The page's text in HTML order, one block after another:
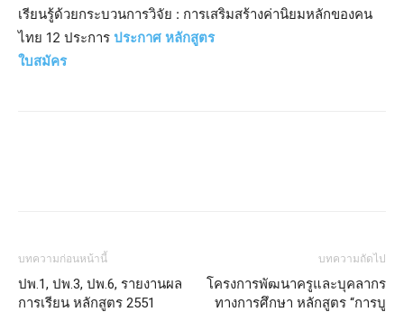
เรียนรู้ด้วยกระบวนการวิจัย : การเสริมสร้างค่านิยมหลักของคน
ไทย 12 ประการ ประกาศ หลักสูตร
ใบสมัคร
บทความก่อนหน้านี้
ปพ.1, ปพ.3, ปพ.6, รายงานผล
การเรียน หลักสูตร 2551
บทความถัดไป
โครงการพัฒนาครูและบุคลากร
ทางการศึกษา หลักสูตร “การบู